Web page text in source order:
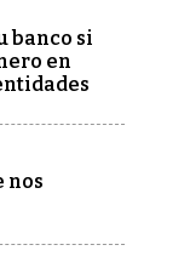
banco si
en
nos